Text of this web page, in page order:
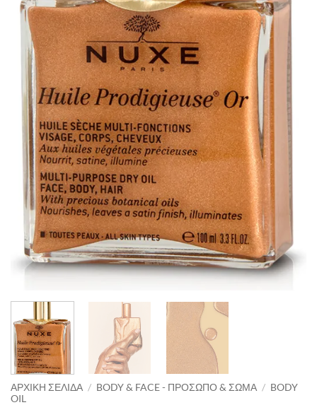
ΑΡΧΙΚΉ ΣΕΛΊΔΑ / BODY & FACE - ΠΡΌΣΩΠΟ & ΣΏΜΑ / BODY
OIL